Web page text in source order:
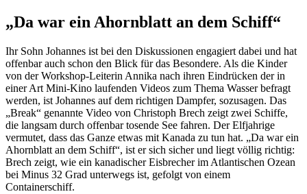
„Da war ein Ahornblatt an dem Schiff“
Ihr Sohn Johannes ist bei den Diskussionen engagiert dabei und hat
offenbar auch schon den Blick für das Besondere. Als die Kinder
von derWorkshop-Leiterin Annika nach ihren Eindrücken der in
einer Art Mini-Kino laufenden Videos zum Thema Wasser befragt
werden, ist Johannes auf dem richtigen Dampfer, sozusagen. Das
„Break“ genannte Video von Christoph Brech zeigt zwei Schiffe,
die langsam durch offenbar tosende See fahren. Der Elfjahrige
vermutet, dass das Ganze etwas mit Kanada zu tun hat. „Da war ein
Ahornblatt an dem Schiff“, ist er sich sicher und liegt völlig richtig:
Brech zeigt, wie ein kanadischer Eisbrecher im Atlantischen Ozean
bei Minus 32 Grad unterwegs ist, gefolgt von einem
Containerschiff.